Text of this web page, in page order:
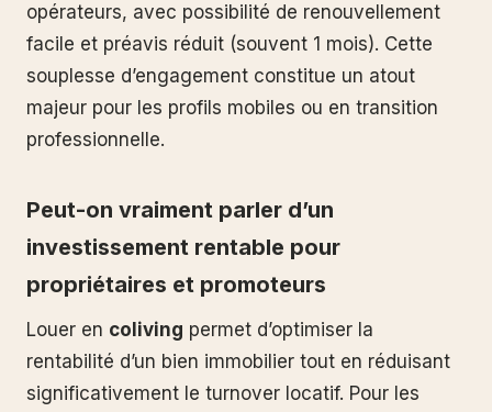
opérateurs, avec possibilité de renouvellement
facile et préavis réduit (souvent 1 mois). Cette
souplesse d’engagement constitue un atout
majeur pour les profils mobiles ou en transition
professionnelle.
Peut-on vraiment parler d’un
investissement rentable pour
propriétaires et promoteurs
Louer en coliving permet d’optimiser la
rentabilité d’un bien immobilier tout en réduisant
significativement le turnover locatif. Pour les